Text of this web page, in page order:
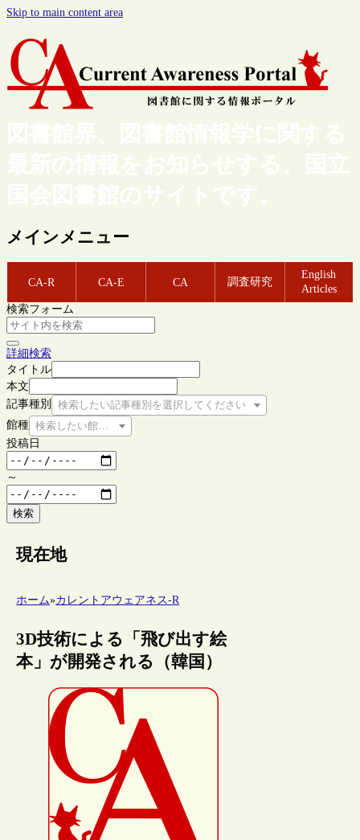
Skip to main content area
図書館界、図書館情報学に関する
最新の情報をお知らせする、国立
国会図書館のサイトです。
メインメニュー
CA-R CA-E CA 調査研究
English
Articles
検索フォーム
詳細検索
タイトル
本文
記事種別
検索したい記事種別を選択してください
館種 検索したい館種を選択してください
投稿日
～
検索
現在地
ホーム»カレントアウェアネス-R
3D技術による「飛び出す絵
本」が開発される（韓国）